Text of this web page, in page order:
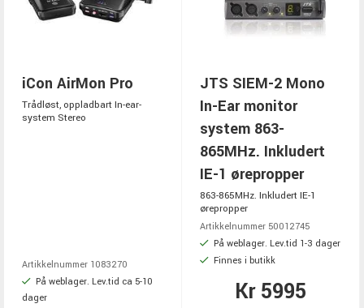
iCon AirMon Pro
Trådløst, oppladbart In-ear-
system Stereo
Artikkelnummer 1083270
På weblager. Lev.tid ca 5-10
dager
JTS SIEM-2 Mono
In-Ear monitor
system 863-
865MHz. Inkludert
IE-1 ørepropper
863-865MHz. Inkludert IE-1
ørepropper
Artikkelnummer 50012745
På weblager. Lev.tid 1-3 dager
Finnes i butikk
Kr 5995